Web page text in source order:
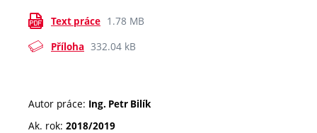
Text práce 1.78 MB
Příloha 332.04 kB
Autor práce: Ing. Petr Bilík
Ak. rok: 2018/2019